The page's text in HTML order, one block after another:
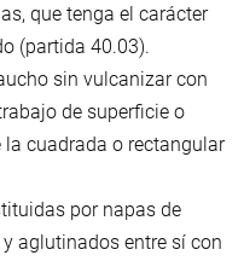
que tenga el carácter
(partida 40.03).
sin vulcanizar con
de superficie o
cuadrada o rectangular
por napas de
aglutinados entre sí con